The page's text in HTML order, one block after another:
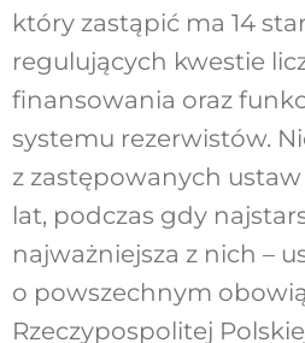
który zastąpić ma 14
regulujących kwestie
finansowania oraz
systemu rezerwistów.
z zastępowanych
lat, podczas gdy
najważniejsza z nich –
o powszechnym
Rzeczypospolitej